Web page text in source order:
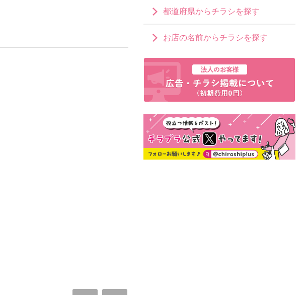
都道府県からチラシを探す
お店の名前からチラシを探す